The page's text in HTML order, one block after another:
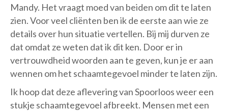
Mandy. Het vraagt moed van beiden om dit te laten
zien. Voor veel cliënten ben ik de eerste aan wie ze
details over hun situatie vertellen. Bij mij durven ze
dat omdat ze weten dat ik dit ken. Door er in
vertrouwdheid woorden aan te geven, kun je er aan
wennen om het schaamtegevoel minder te laten zijn.
Ik hoop dat deze aflevering van Spoorloos weer een
stukje schaamtegevoel afbreekt. Mensen met een